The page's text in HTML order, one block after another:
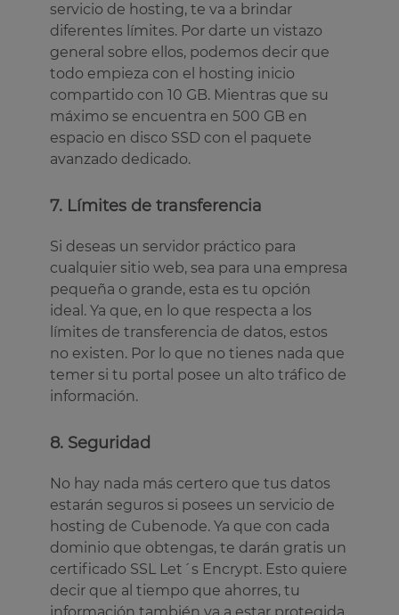
servicio de hosting, te va a brindar
diferentes límites. Por darte un vistazo
general sobre ellos, podemos decir que
todo empieza con el hosting inicio
compartido con 10 GB. Mientras que su
máximo se encuentra en 500 GB en
espacio en disco SSD con el paquete
avanzado dedicado.
7. Límites de transferencia
Si deseas un servidor práctico para
cualquier sitio web, sea para una empresa
pequeña o grande, esta es tu opción
ideal. Ya que, en lo que respecta a los
límites de transferencia de datos, estos
no existen. Por lo que no tienes nada que
temer si tu portal posee un alto tráfico de
información.
8. Seguridad
No hay nada más certero que tus datos
estarán seguros si posees un servicio de
hosting de Cubenode. Ya que con cada
dominio que obtengas, te darán gratis un
certificado SSL Let´s Encrypt. Esto quiere
decir que al tiempo que ahorres, tu